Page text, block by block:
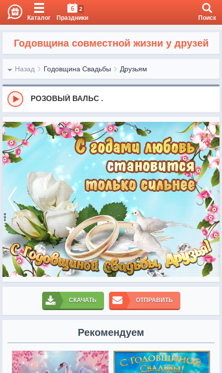
Каталог
6 2
Праздники Поиск
Годовщина совместной жизни у друзей
Назад Годовщина Свадьбы Друзьям
РОЗОВЫЙ ВАЛЬС .
СКАЧАТЬ ОТПРАВИТЬ
Рекомендуем